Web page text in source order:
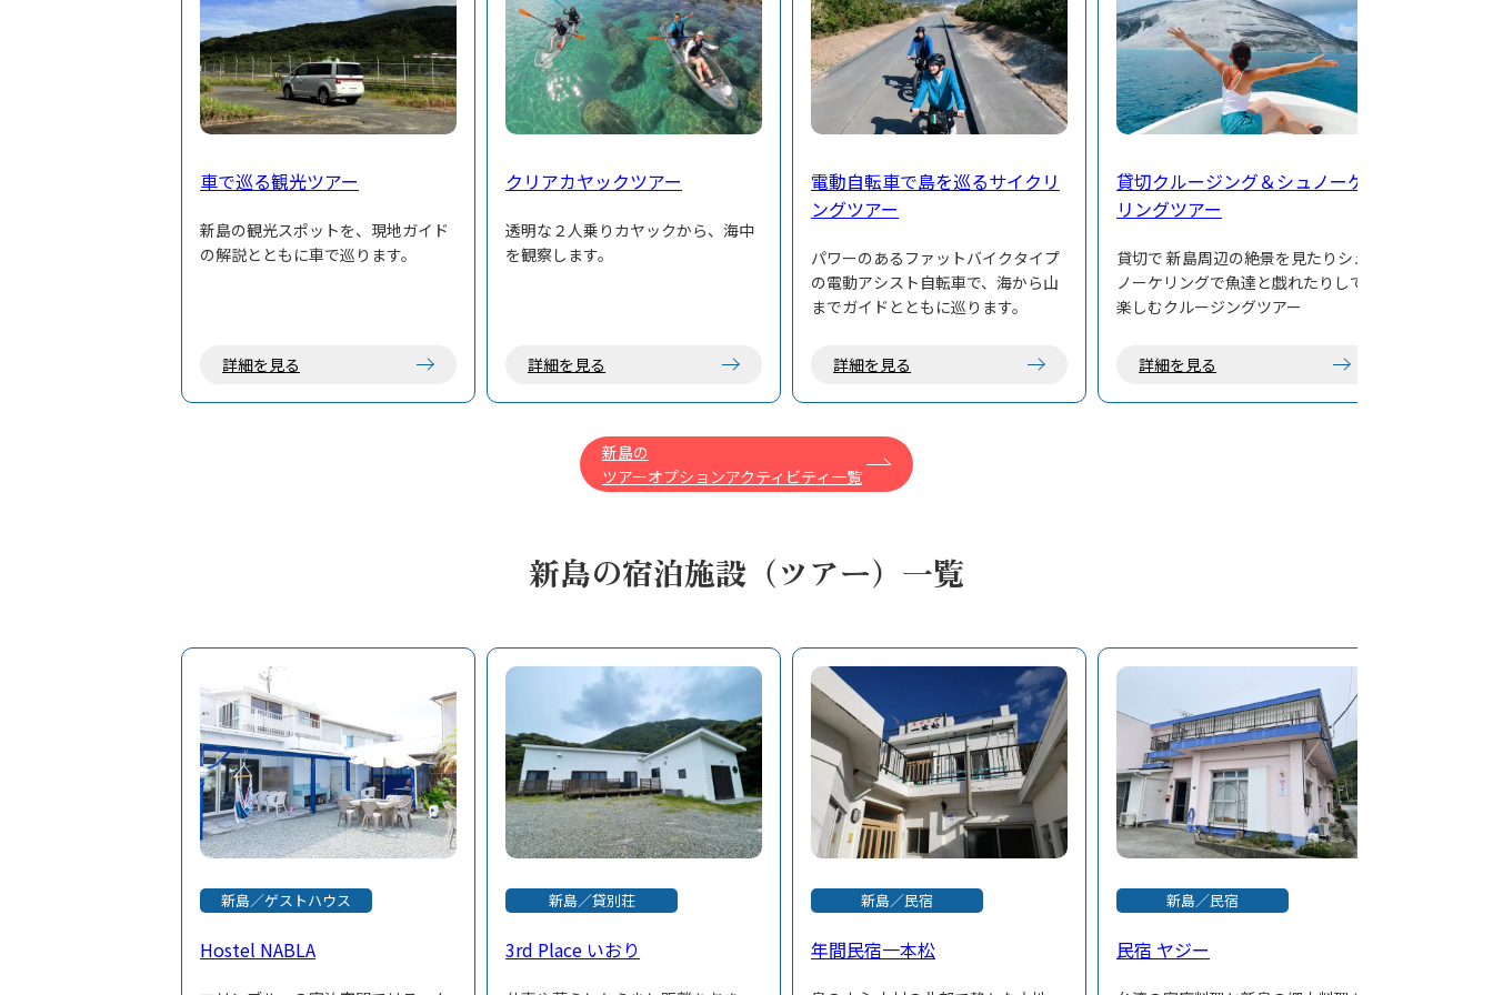
車で巡る観光ツアー
新島の観光スポットを、現地ガイド
の解説とともに車で巡ります。
詳細を見る
クリアカヤックツアー
透明な２人乗りカヤックから、海中
を観察します。
詳細を見る
電動自転車で島を巡るサイクリ
ングツアー
パワーのあるファットバイクタイプ
の電動アシスト自転車で、海から山
までガイドとともに巡ります。
詳細を見る
貸切クルージング＆シュノーケ
リングツアー
貸切で 新島周辺の絶景を見たりシュ
ノーケリングで魚達と戯れたりして
楽しむクルージングツアー
詳細を見る
新島の
ツアーオプションアクティビティ一覧
新島の宿泊施設（ツアー）一覧
新島／ゲストハウス
Hostel NABLA
新島／貸別荘
3rd Place いおり
新島／民宿
年間民宿一本松
新島／民宿
民宿 ヤジー